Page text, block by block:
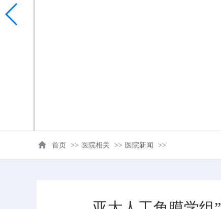
首页 >> 医院相关 >> 医院新闻 >>